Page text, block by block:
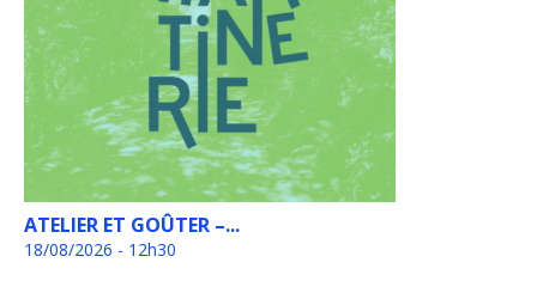
ATELIER ET GOÛTER –...
18/08/2026 - 12h30